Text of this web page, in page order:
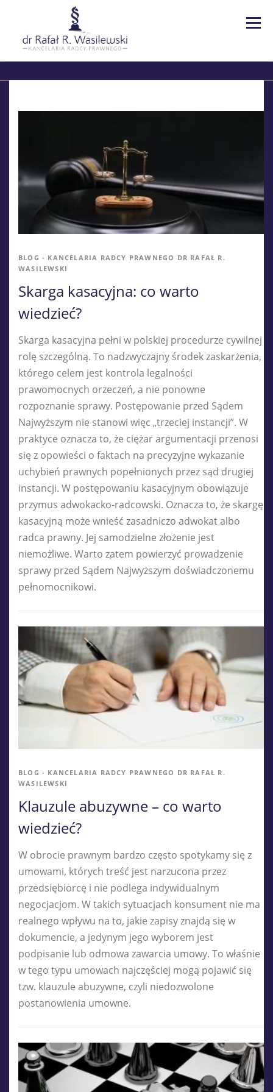
Menu
Strona główna Kancelaria
Blog EN | DE
BLOG - KANCELARIA RADCY PRAWNEGO DR RAFAŁ R.
WASILEWSKI
Skarga kasacyjna: co warto
wiedzieć?
Skarga kasacyjna pełni w polskiej procedurze cywilnej
rolę szczególną. To nadzwyczajny środek zaskarżenia,
którego celem jest kontrola legalności
prawomocnych orzeczeń, a nie ponowne
rozpoznanie sprawy. Postępowanie przed Sądem
Najwyższym nie stanowi więc „trzeciej instancji”. W
praktyce oznacza to, że ciężar argumentacji przenosi
się z opowieści o faktach na precyzyjne wykazanie
uchybień prawnych popełnionych przez sąd drugiej
instancji. W postępowaniu kasacyjnym obowiązuje
przymus adwokacko-radcowski. Oznacza to, że skargę
kasacyjną może wnieść zasadniczo adwokat albo
radca prawny. Jej samodzielne złożenie jest
niemożliwe. Warto zatem powierzyć prowadzenie
sprawy przed Sądem Najwyższym doświadczonemu
pełnomocnikowi.
BLOG - KANCELARIA RADCY PRAWNEGO DR RAFAŁ R.
WASILEWSKI
Klauzule abuzywne – co warto
wiedzieć?
W obrocie prawnym bardzo często spotykamy się z
umowami, których treść jest narzucona przez
przedsiębiorcę i nie podlega indywidualnym
negocjacjom. W takich sytuacjach konsument nie ma
realnego wpływu na to, jakie zapisy znajdą się w
dokumencie, a jedynym jego wyborem jest
podpisanie lub odmowa zawarcia umowy. To właśnie
w tego typu umowach najczęściej mogą pojawić się
tzw. klauzule abuzywne, czyli niedozwolone
postanowienia umowne.